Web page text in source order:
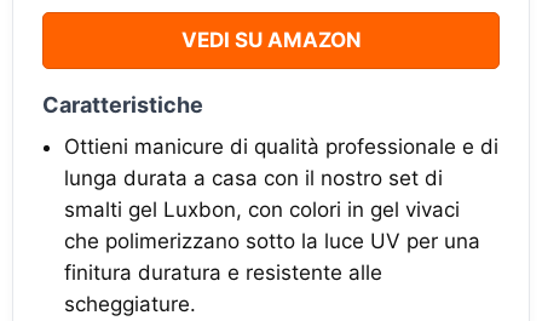
VEDI SU AMAZON
Caratteristiche
Ottieni manicure di qualità professionale e di
lunga durata a casa con il nostro set di
smalti gel Luxbon, con colori in gel vivaci
che polimerizzano sotto la luce UV per una
finitura duratura e resistente alle
scheggiature.